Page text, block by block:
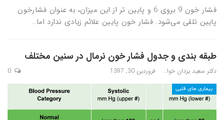
فشار خون 9 بروی 6 و پایین تر از این میزان، به عنوان فشارخون
پایین تلقی می‌شود. فشار خون پایین علائم زیادی ندارد اما…
طبقه بندی و جدول فشار خون نرمال در سنین مختلف
دکتر سعید یزدان خواه فروردین 30, 1397
بیماری های قلبی